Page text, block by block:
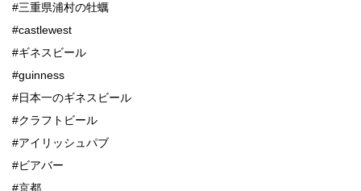
#三重県浦村の牡蠣
#castlewest
#ギネスビール
#guinness
#日本一のギネスビール
#クラフトビール
#アイリッシュパブ
#ビアバー
#京都